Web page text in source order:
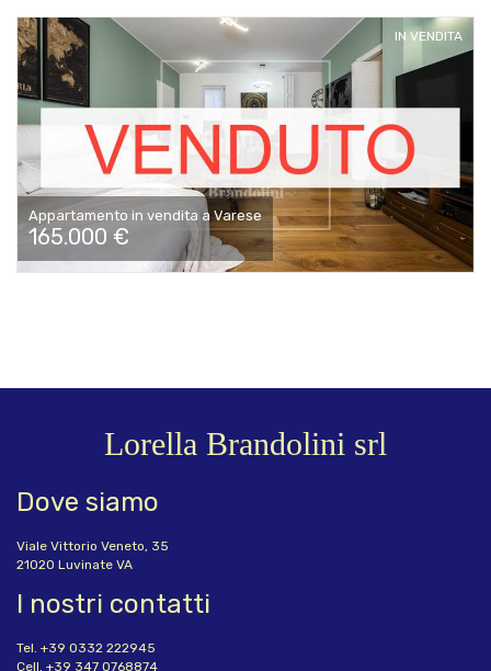
IN VENDITA
Appartamento in vendita a Varese
165.000 €
Lorella Brandolini srl
Dove siamo
Viale Vittorio Veneto, 35
21020 Luvinate VA
I nostri contatti
Tel. +39 0332 222945
Cell. +39 347 0768874